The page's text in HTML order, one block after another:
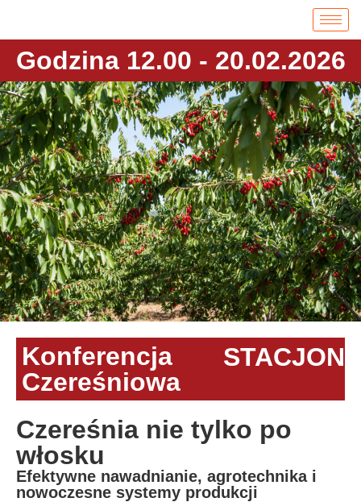
Godzina 12.00 - 20.02.2026
Konferencja
Czereśniowa
Czereśnia nie tylko po
włosku
Efektywne nawadnianie, agrotechnika i
nowoczesne systemy produkcji